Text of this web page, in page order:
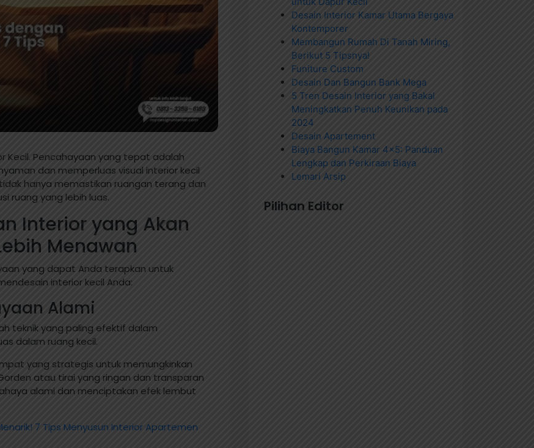
Kecil. Pencahayaan yang tepat adalah
dan memperluas visual interior kecil
hanya memastikan ruangan terang dan
ruang yang lebih luas.
Interior yang Akan
Menawan
yang dapat Anda terapkan untuk
interior kecil Anda:
Alami
teknik yang paling efektif dalam
dalam ruang kecil.
yang strategis untuk memungkinkan
atau tirai yang ringan dan transparan
alami dan menciptakan efek lembut
7 Tips Menyusun Interior Apartemen
Desain Interior Kamar Utama Bergaya
Kontemporer
Membangun Rumah Di Tanah Miring,
Berikut 5 Tipsnya!
Funiture Custom
Desain Dan Bangun Bank Mega
5 Tren Desain Interior yang Bakal
Meningkatkan Penuh Keunikan pada
2024
Desain Apartement
Biaya Bangun Kamar 4×5: Panduan
Lengkap dan Perkiraan Biaya
Lemari Arsip
Pilihan Editor